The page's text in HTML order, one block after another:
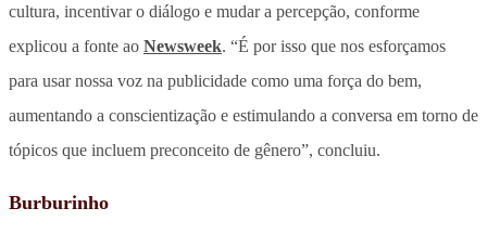
cultura, incentivar o diálogo e mudar a percepção, conforme
explicou a fonte ao Newsweek. “É por isso que nos esforçamos
para usar nossa voz na publicidade como uma força do bem,
aumentando a conscientização e estimulando a conversa em torno de
tópicos que incluem preconceito de gênero”, concluiu.
Burburinho